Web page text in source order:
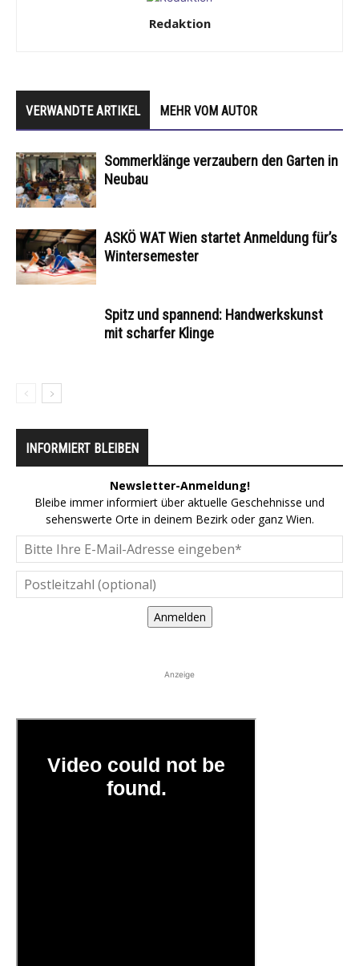
Redaktion
VERWANDTE ARTIKEL MEHR VOM AUTOR
Sommerklänge verzaubern den Garten in
Neubau
ASKÖ WAT Wien startet Anmeldung für’s
Wintersemester
Spitz und spannend: Handwerkskunst
mit scharfer Klinge
INFORMIERT BLEIBEN
Newsletter-Anmeldung!
Bleibe immer informiert über aktuelle Geschehnisse und
sehenswerte Orte in deinem Bezirk oder ganz Wien.
Anmelden
Anzeige